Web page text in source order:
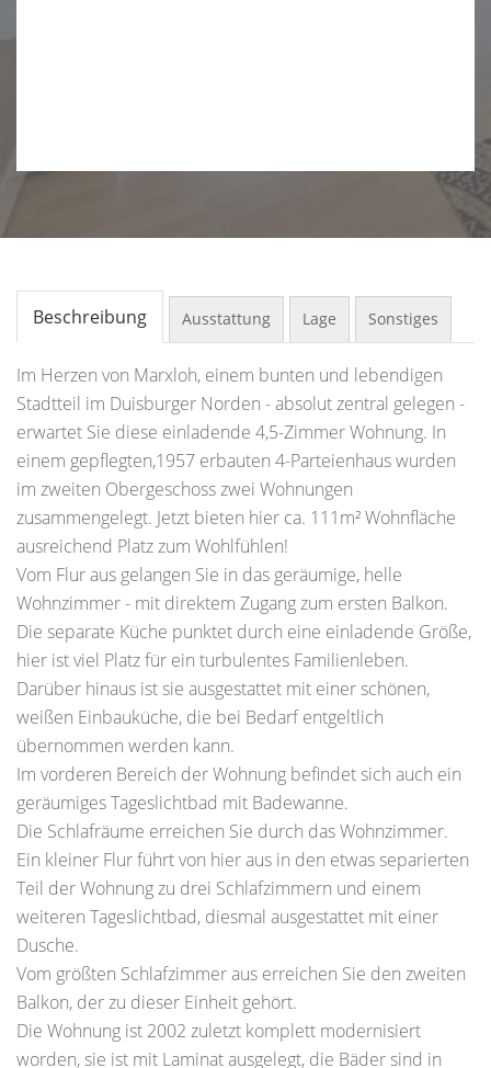
Beschreibung Ausstattung Lage Sonstiges
Im Herzen von Marxloh, einem bunten und lebendigen
Stadtteil im Duisburger Norden - absolut zentral gelegen -
erwartet Sie diese einladende 4,5-Zimmer Wohnung. In
einem gepflegten,1957 erbauten 4-Parteienhaus wurden
im zweiten Obergeschoss zwei Wohnungen
zusammengelegt. Jetzt bieten hier ca. 111m² Wohnfläche
ausreichend Platz zum Wohlfühlen!
Vom Flur aus gelangen Sie in das geräumige, helle
Wohnzimmer - mit direktem Zugang zum ersten Balkon.
Die separate Küche punktet durch eine einladende Größe,
hier ist viel Platz für ein turbulentes Familienleben.
Darüber hinaus ist sie ausgestattet mit einer schönen,
weißen Einbauküche, die bei Bedarf entgeltlich
übernommen werden kann.
Im vorderen Bereich der Wohnung befindet sich auch ein
geräumiges Tageslichtbad mit Badewanne.
Die Schlafräume erreichen Sie durch das Wohnzimmer.
Ein kleiner Flur führt von hier aus in den etwas separierten
Teil der Wohnung zu drei Schlafzimmern und einem
weiteren Tageslichtbad, diesmal ausgestattet mit einer
Dusche.
Vom größten Schlafzimmer aus erreichen Sie den zweiten
Balkon, der zu dieser Einheit gehört.
Die Wohnung ist 2002 zuletzt komplett modernisiert
worden, sie ist mit Laminat ausgelegt, die Bäder sind in